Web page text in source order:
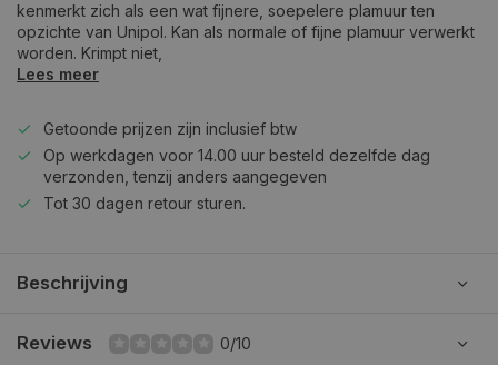
kenmerkt zich als een wat fijnere, soepelere plamuur ten
opzichte van Unipol. Kan als normale of fijne plamuur verwerkt
worden. Krimpt niet,
Lees meer
Getoonde prijzen zijn inclusief btw
Op werkdagen voor 14.00 uur besteld dezelfde dag
verzonden, tenzij anders aangegeven
Tot 30 dagen retour sturen.
Beschrijving
Reviews 0/10